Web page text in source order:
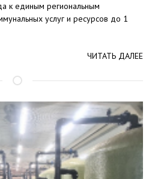
к единым региональным
услуг и ресурсов до 1
ЧИТАТЬ ДАЛЕЕ